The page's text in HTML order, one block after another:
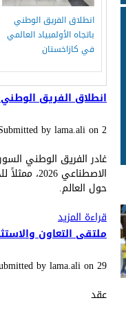
انطلاق الفريق الوطني
باتجاه الأولمبياد العالمي
في كازاخستان
انطلاق الفريق الوطني
bylama.alion2 آب (اغسطس), 2026 - 11:20
غادر الفريق الوطني
حول العالم.
قراءة المزيد
ملتقى التعاون
bylama.alion29 حزيران (يونيو), 2026 - 12:29
عقد